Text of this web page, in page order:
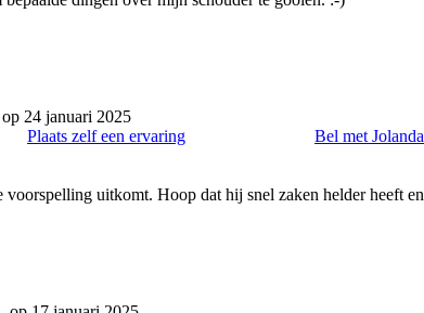
op 24 januari 2025
Plaats zelf een ervaring
Bel met Jolanda
uitkomt. Hoop dat hij snel zaken helder heeft en